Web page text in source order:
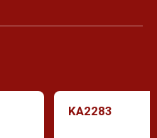
KA2283